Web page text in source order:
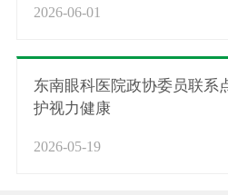
2026-06-01
东南眼科医院政协委员联系
护视力健康
2026-05-19